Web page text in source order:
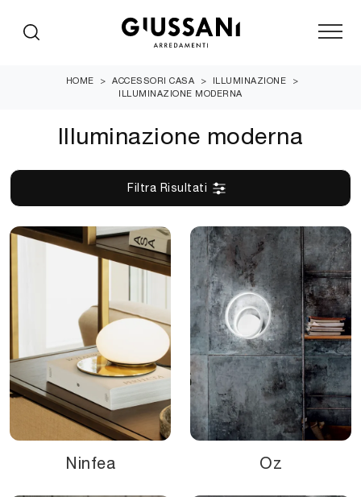
HOME > ACCESSORI CASA > ILLUMINAZIONE
>
ILLUMINAZIONE MODERNA
Illuminazione moderna
Filtra Risultati
Ninfea Oz